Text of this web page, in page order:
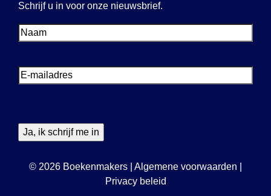
Schrijf u in voor onze nieuwsbrief.
Voornaam
E-
mailadres
© 2026 Boekenmakers Algemene voorwaarden
Privacy beleid